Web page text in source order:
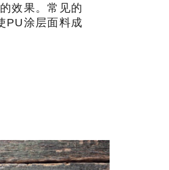
效果。常见的
PU涂层面料成